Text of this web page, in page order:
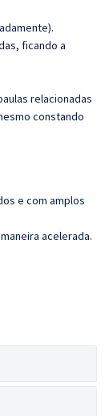
ficando a
relacionadas
constando
e com amplos
acelerada.